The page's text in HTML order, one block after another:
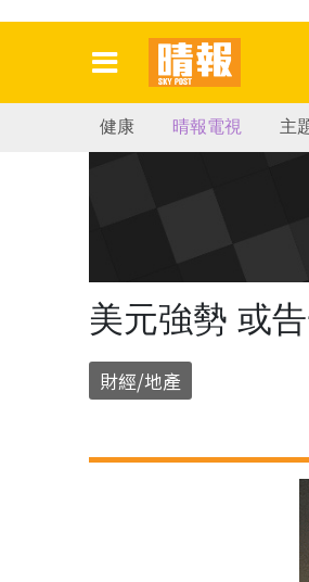
健康 晴報電視 主
美元強勢 或
財經/地產